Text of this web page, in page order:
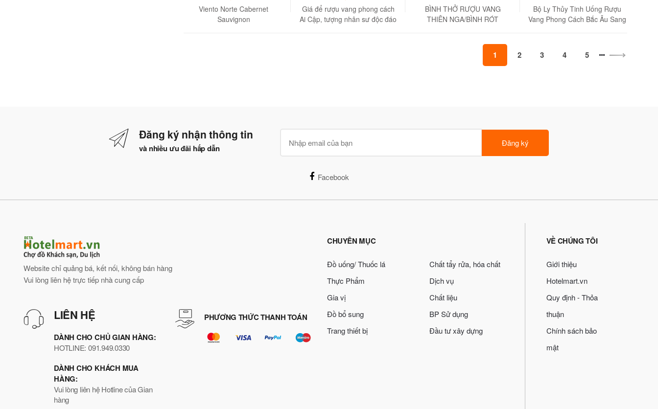
Viento Norte Cabernet
Sauvignon
Giá để rượu vang phong cách
Ai Cập, tượng nhân sư độc đáo
BÌNH THỞ RƯỢU VANG
THIÊN NGA/BÌNH RÓT
Bộ Ly Thủy Tinh Uống Rượu
Vang Phong Cách Bắc Âu Sang
1 2 3 4 5
Đăng ký nhận thông tin
và nhiều ưu đãi hấp dẫn Đăng ký
Facebook
Website chỉ quảng bá, kết nối, không bán hàng
Vui lòng liên hệ trực tiếp nhà cung cấp
LIÊN HỆ
DÀNH CHO CHỦ GIAN HÀNG:
HOTLINE: 091.949.0330
DÀNH CHO KHÁCH MUA
HÀNG:
Vui lòng liên hệ Hotline của Gian
hàng
PHƯƠNG THỨC THANH TOÁN
CHUYÊN MỤC
Đồ uống/ Thuốc lá
Thực Phẩm
Gia vị
Đồ bổ sung
Trang thiết bị
Chất tẩy rửa, hóa chất
Dịch vụ
Chất liệu
BP Sử dụng
Đầu tư xây dựng
VỀ CHÚNG TÔI
Giới thiệu
Hotelmart.vn
Quy định - Thỏa
thuận
Chính sách bảo
mật